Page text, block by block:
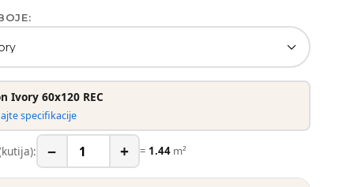
Ivory 60x120 REC
specifikacije
− + = 1.44 m²